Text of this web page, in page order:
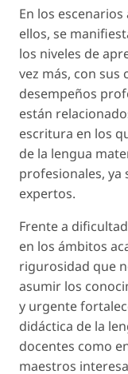
En los
ellos, se
los niveles de
vez más, con sus
desempeños
están
escritura en los
de la lengua
profesionales, ya
expertos.
Frente a
en los ámbitos
rigurosidad que
asumir los
y urgente
didáctica de la
docentes como
maestros